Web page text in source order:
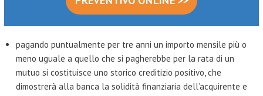
pagando puntualmente per tre anni un importo mensile più o
meno uguale a quello che si pagherebbe per la rata di un
mutuo si costituisce uno storico creditizio positivo, che
dimostrerà alla banca la solidità finanziaria dell’acquirente e